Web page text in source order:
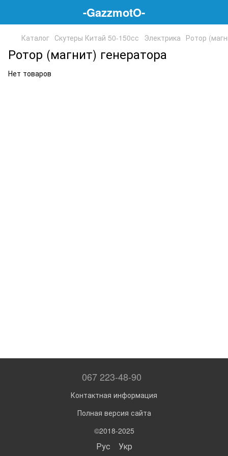
-GazzmotO-
Каталог Скутеры Китай 50-150сс Электрика Ротор
Ротор (магнит) генератора
Нет товаров
067 223-48-90
Контактная информация
Полная версия сайта
©2018-2025
Рус Укр